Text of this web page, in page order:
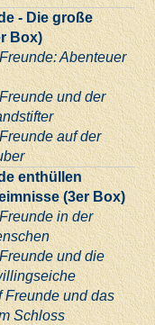
- Die große
Box)
Abenteuer
und der
auf der
enthüllen
(3er Box)
in der
und die
Freunde und das
Schloss